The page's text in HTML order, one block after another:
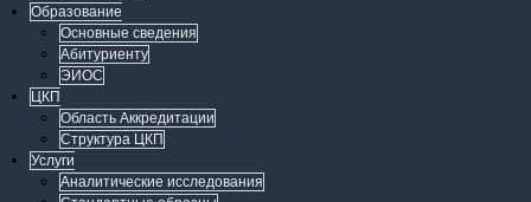
Образование
Основные сведения
Абитуриенту
ЭИОС
ЦКП
Область Аккредитации
Структура ЦКП
Услуги
Аналитические исследования